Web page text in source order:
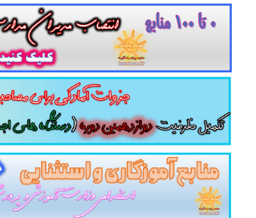
راهنمای تصویری مراحل ( اقدامات مدیران
کادر مدرسه طراحی شده و در مدرسه کاربرد
عوامل اجرایی مدارس در زمینه ثبت نمرات و
ثبت نمرات به صورت کاغذی، ثبت نام مدرسه،